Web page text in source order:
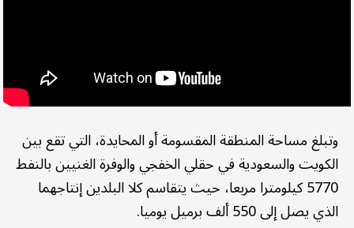
وتبلغ مساحة المنطقة المقسومة أو المحايدة، التي تقع بين
الكويت والسعودية في حقلي الخفجي والوفرة الغنيين بالنفط
5770 كيلومترا مربعا، حيث يتقاسم كلا البلدين إنتاجهما
الذي يصل إلى 550 ألف برميل يوميا.